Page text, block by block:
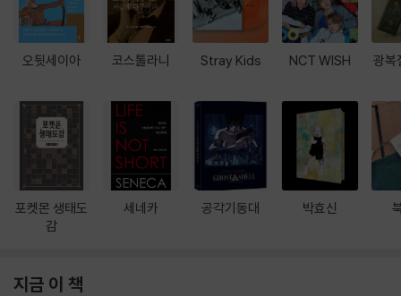
오뒷세이아
포켓몬 생태도
감
코스톨라니
세네카
Stray Kids
공각기동대
NCT WISH
박효신
광복
지금 이 책